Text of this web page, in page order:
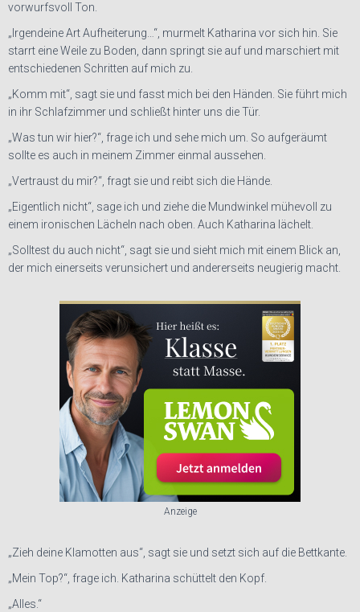
vorwurfsvoll Ton.
„Irgendeine Art Aufheiterung…“, murmelt Katharina vor sich hin. Sie
starrt eine Weile zu Boden, dann springt sie auf und marschiert mit
entschiedenen Schritten auf mich zu.
„Komm mit“, sagt sie und fasst mich bei den Händen. Sie führt mich
in ihr Schlafzimmer und schließt hinter uns die Tür.
„Was tun wir hier?“, frage ich und sehe mich um. So aufgeräumt
sollte es auch in meinem Zimmer einmal aussehen.
„Vertraust du mir?“, fragt sie und reibt sich die Hände.
„Eigentlich nicht“, sage ich und ziehe die Mundwinkel mühevoll zu
einem ironischen Lächeln nach oben. Auch Katharina lächelt.
„Solltest du auch nicht“, sagt sie und sieht mich mit einem Blick an,
der mich einerseits verunsichert und andererseits neugierig macht.
Anzeige
„Zieh deine Klamotten aus“, sagt sie und setzt sich auf die Bettkante.
„Mein Top?“, frage ich. Katharina schüttelt den Kopf.
„Alles.“